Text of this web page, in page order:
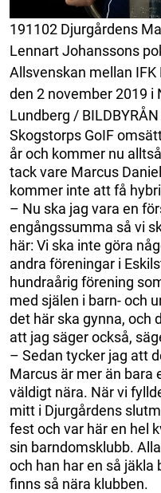
191102 Djurgårdens
Lennart Johanssons
Allsvenskan mellan
den 2 november 2019 i
Lundberg /
Skogstorps GoIF
år och kommer nu
tack vare Marcus
kommer inte att få
– Nu ska jag vara en
engångssumma så vi
här: Vi ska inte göra
andra föreningar i
hundraårig förening
med själen i barn- och
det här ska gynna, och
att jag säger också,
– Sedan tycker jag att
Marcus är mer än bara
väldigt nära. När vi
mitt i Djurgårdens
fest och var här en hel
sin barndomsklubb.
och han har en så
finns så nära klubben.